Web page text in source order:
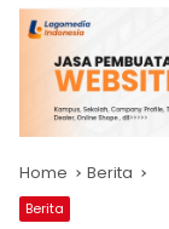
Home Berita
Berita